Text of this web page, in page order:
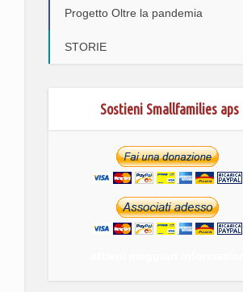
Progetto Oltre la pandemia
STORIE
Sostieni Smallfamilies aps